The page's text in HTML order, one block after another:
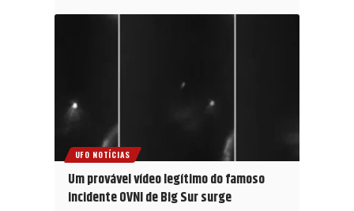
UFO NOTÍCIAS
Um provável vídeo legítimo do famoso
incidente OVNI de Big Sur surge